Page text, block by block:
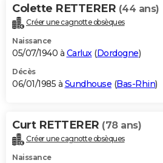
Colette RETTERER (44 ans)
Créer une cagnotte obsèques
Naissance
05/07/1940 à Carlux(Dordogne)
Décès
06/01/1985 à Sundhouse (Bas-Rhin)
Curt RETTERER (78 ans)
Créer une cagnotte obsèques
Naissance